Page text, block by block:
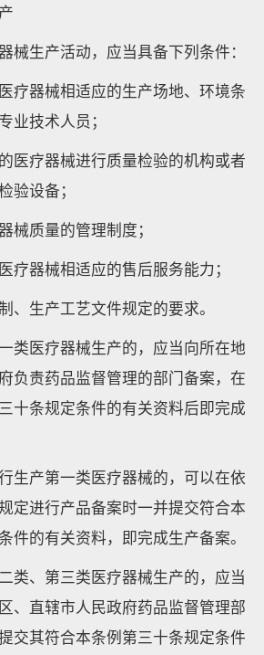
械生产活动，应当具备下列条件：
疗器械相适应的生产场地、环境条
业技术人员；
医疗器械进行质量检验的机构或者
验设备；
械质量的管理制度；
疗器械相适应的售后服务能力；
、生产工艺文件规定的要求。
类医疗器械生产的，应当向所在地
负责药品监督管理的部门备案，在
十条规定条件的有关资料后即完成
生产第一类医疗器械的，可以在依
定进行产品备案时一并提交符合本
件的有关资料，即完成生产备案。
类、第三类医疗器械生产的，应当
、直辖市人民政府药品监督管理部
交其符合本条例第三十条规定条件